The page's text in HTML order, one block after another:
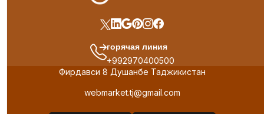
горячая линия
+992970400500
Фирдавси 8 Душанбе Таджикистан
webmarket.tj@gmail.com